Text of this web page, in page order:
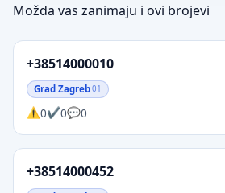
Možda vas zanimaju i ovi brojevi
+38514000010
Grad Zagreb01
0 0 0
+38514000452